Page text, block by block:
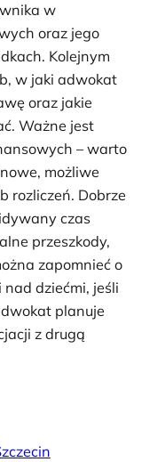
w
oraz jego
Kolejnym
w jaki adwokat
oraz jakie
Ważne jest
– warto
możliwe
rozliczeń. Dobrze
czas
przeszkody,
zapomnieć o
dziećmi, jeśli
planuje
z drugą